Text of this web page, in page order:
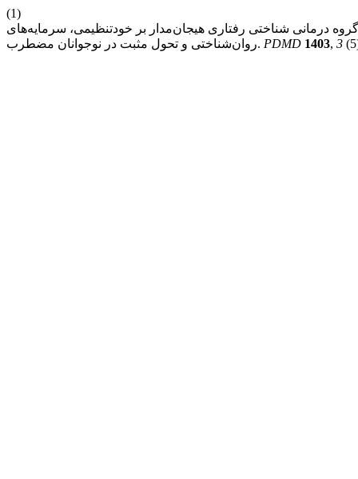
(1)
درمانی شناختی رفتاری هیجان‌مدار بر خودتنظیمی، سرمایه‌های
روان‌شناختی و تحول مثبت در نوجوانان مضطرب. PDMD 1403, 3